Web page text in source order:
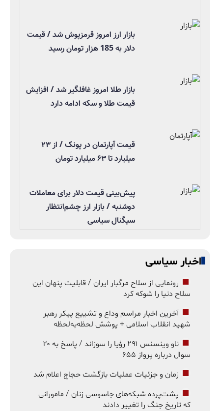
بازار ارز امروز قرمزپوش شد / قیمت
دلار به 185 هزار تومان رسید
بازار طلا امروز غافلگیر شد / افزایش
قیمت طلا و سکه ادامه دارد
قیمت آپارتمان در پونک / از ۲۳
میلیارد تا ۶۳ میلیارد تومان
پیش‌بینی قیمت دلار برای معاملات
دوشنبه / بازار ارز چشم‌انتظار
سیگنال سیاسی
اخبار سیاسی
رونمایی از سلاح مرگبار ایران / قابلیت پنهان این
سلاح دنیا را شوکه کرد
آخرین اخبار مراسم وداع و تشییع پیکر رهبر
شهید انقلاب اسلامی + پوشش لحظه‌به‌لحظه
ناو وینسنس ۲۹۱ رؤیا را سوزاند / پاسخ به ۲۰
سوال درباره پرواز ۶۵۵
زمان و جزئیات عملیات بازگشت حجاج اعلام شد
پشت‌پرده شبکه‌های جاسوسی زنان / مامورانی
که تاریخ جنگ را تغییر دادند